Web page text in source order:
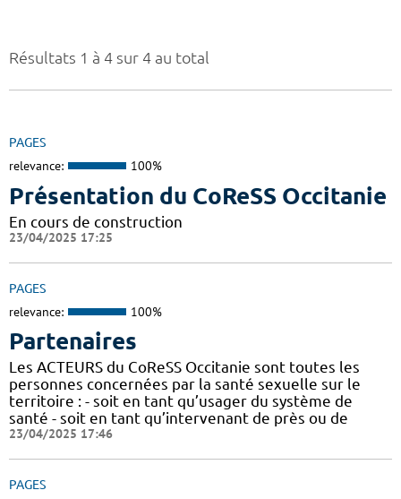
Résultats 1 à 4 sur 4 au total
PAGES
relevance: 100%
Présentation du CoReSS Occitanie
En cours de construction
23/04/2025 17:25
PAGES
relevance: 100%
Partenaires
Les ACTEURS du CoReSS Occitanie sont toutes les
personnes concernées par la santé sexuelle sur le
territoire : - soit en tant qu’usager du système de
santé - soit en tant qu’intervenant de près ou de
23/04/2025 17:46
PAGES